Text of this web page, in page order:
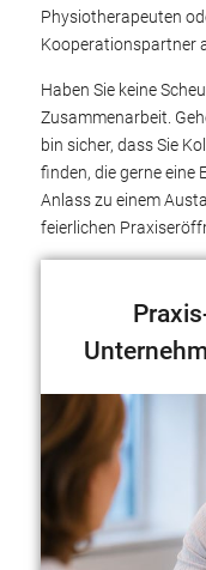
Physiotherapeuten
Kooperationspartner
Haben Sie keine
Zusammenarbeit.
bin sicher, dass Sie
finden, die gerne eine
Anlass zu einem
feierlichen